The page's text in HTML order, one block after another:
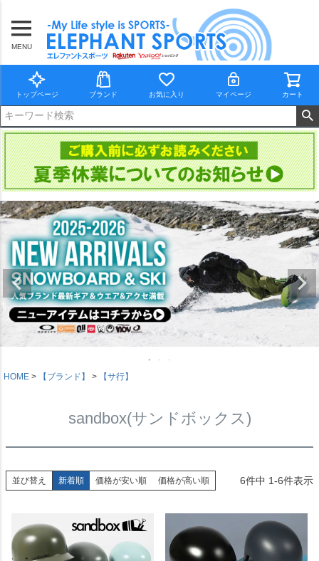
MENU
トップページ ブランド お気に入り マイページ カート
HOME 【ブランド】 【サ行】
sandbox(サンドボックス)
並び替え 新着順 価格が安い順 価格が高い順 6件中 1-6件表示